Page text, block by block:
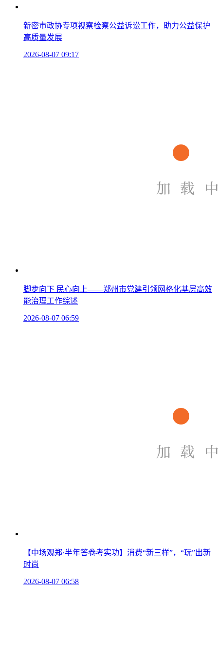
新密市政协专项视察检察公益诉讼工作，助力公益保护
高质量发展
2026-08-07 09:17
脚步向下 民心向上——郑州市党建引领网格化基层高效
能治理工作综述
2026-08-07 06:59
【中场观郑·半年答卷考实功】消费“新三样”，“玩”出新
时尚
2026-08-07 06:58